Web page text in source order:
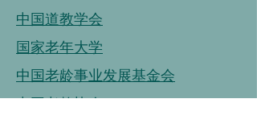
中国道教学会
国家老年大学
中国老龄事业发展基金会
中国老龄协会